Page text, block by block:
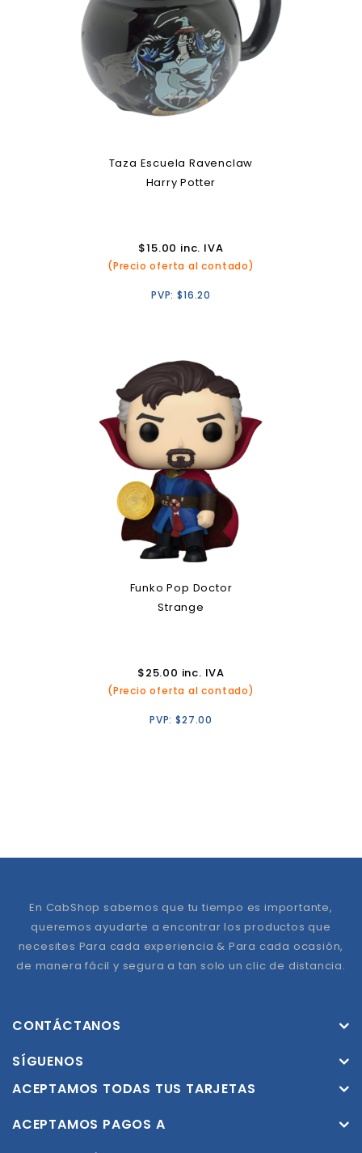
Taza Escuela Ravenclaw
Harry Potter
$15.00 inc. IVA
(Precio oferta al contado)
PVP:$16.20
Funko Pop Doctor
Strange
$25.00 inc. IVA
(Precio oferta al contado)
PVP:$27.00
En CabShop sabemos que tu tiempo es importante,
queremos ayudarte a encontrar los productos que
necesites Para cada experiencia & Para cada ocasión,
de manera fácil y segura a tan solo un clic de distancia.
CONTÁCTANOS
SÍGUENOS
ACEPTAMOS TODAS TUS TARJETAS
ACEPTAMOS PAGOS A